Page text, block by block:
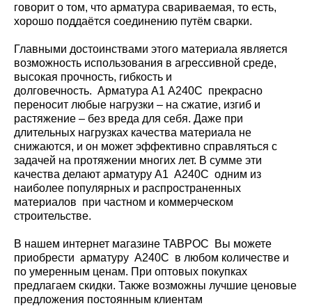
говорит о том, что арматура свариваемая, то есть,
хорошо поддаётся соединению путём сварки.
Главными достоинствами этого материала является
возможность использования в агрессивной среде,
высокая прочность, гибкость и
долговечность. Арматура А1 А240С прекрасно
переносит любые нагрузки – на сжатие, изгиб и
растяжение – без вреда для себя. Даже при
длительных нагрузках качества материала не
снижаются, и он может эффективно справляться с
задачей на протяжении многих лет. В сумме эти
качества делают арматуру А1 А240С одним из
наиболее популярных и распространенных
материалов при частном и коммерческом
строительстве.
В нашем интернет магазине ТАВРОС Вы можете
приобрести арматуру А240С в любом количестве и
по умеренным ценам. При оптовых покупках
предлагаем скидки. Также возможны лучшие ценовые
предложения постоянным клиентам